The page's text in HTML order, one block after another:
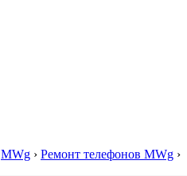
MWg › Ремонт телефонов MWg ›